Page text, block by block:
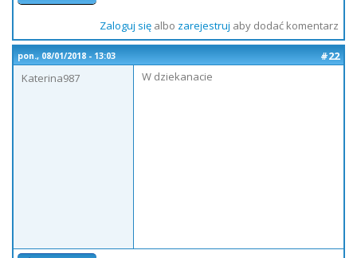
Zaloguj sięalbo zarejestruj aby dodać komentarz
pon., 08/01/2018 - 13:03
#22
Katerina987
W dziekanacie